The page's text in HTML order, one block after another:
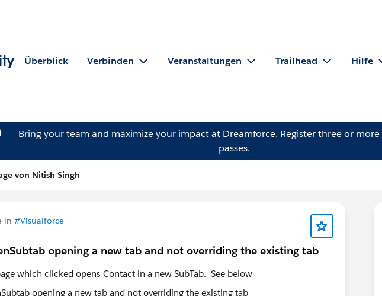
Überblick Verbinden Veranstaltungen Trailhead Hilfe
Bring your team and maximize your impact at Dreamforce. Registerthree or
passes.
von Nitish Singh
in #Visualforce
opening a new tab and not overriding the existing tab
which clicked opens Contact in a new SubTab. See below